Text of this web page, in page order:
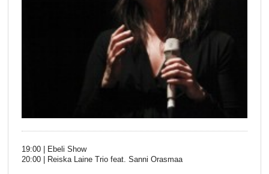
19:00 | Ebeli Show
20:00 | Reiska Laine Trio feat. Sanni Orasmaa